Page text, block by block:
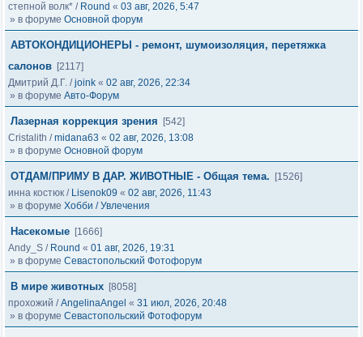
степной волк* / Round « 03 авг, 2026, 5:47
» в форуме Основной форум
АВТОКОНДИЦИОНЕРЫ - ремонт, шумоизоляция, перетяжка
салонов [2117]
Дмитрий Д.Г. /joink « 02 авг, 2026, 22:34
» в форуме Авто-Форум
Лазерная коррекция зрения
[542]
Cristalith /midana63 « 02 авг, 2026, 13:08
» в форуме Основной форум
ОТДАМ/ПРИМУ В ДАР. ЖИВОТНЫЕ - Общая тема.
[1526]
инна костюк / Lisenok09 « 02 авг, 2026, 11:43
» в форуме Хобби / Увлечения
Насекомые [1666]
Andy_S / Round « 01 авг, 2026, 19:31
» в форуме Севастопольский Фотофорум
В мире животных [8058]
прохожий /AngelinaAngel « 31 июл, 2026, 20:48
» в форуме Севастопольский Фотофорум